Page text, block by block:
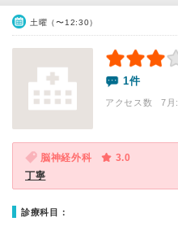
土曜（〜12:30）
1件
アクセス数 7月:
脳神経外科
3.0
丁寧
診療科目：